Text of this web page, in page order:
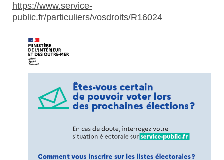
https://www.service-
public.fr/particuliers/vosdroits/R16024